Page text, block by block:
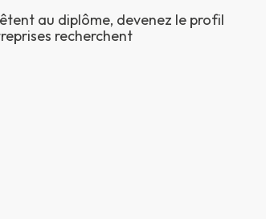
au diplôme, devenez le profil
recherchent